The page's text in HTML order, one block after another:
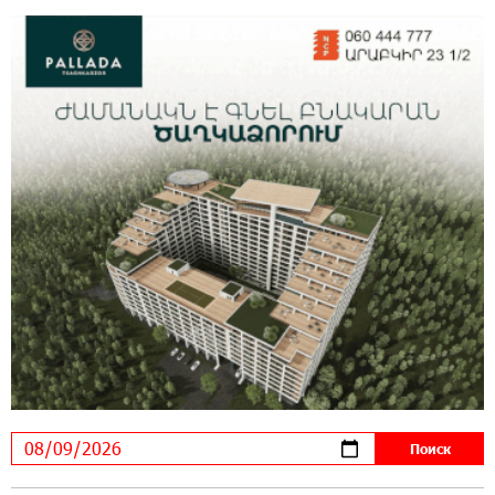
мониторинг дикой природы в Гнишике с
помощью солнечной энергии
14:56:01 5-08-2026
Ucom и FPWC обеспечат круглосуточный
мониторинг дикой природы в Гнишике с
помощью солнечной энергии
22:41:05 3-08-2026
Idram и IDBank - рядом со стартапами на
Seaside Startup Summit
10:12:55 3-08-2026
В мобильном приложении Юнибанка теперь
можно зарегистрироваться также с помощью